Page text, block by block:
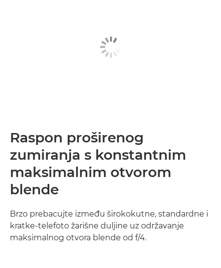
Raspon proširenog
zumiranja s konstantnim
maksimalnim otvorom
blende
Brzo prebacujte između širokokutne, standardne i
kratke-telefoto žarišne duljine uz održavanje
maksimalnog otvora blende od f/4.